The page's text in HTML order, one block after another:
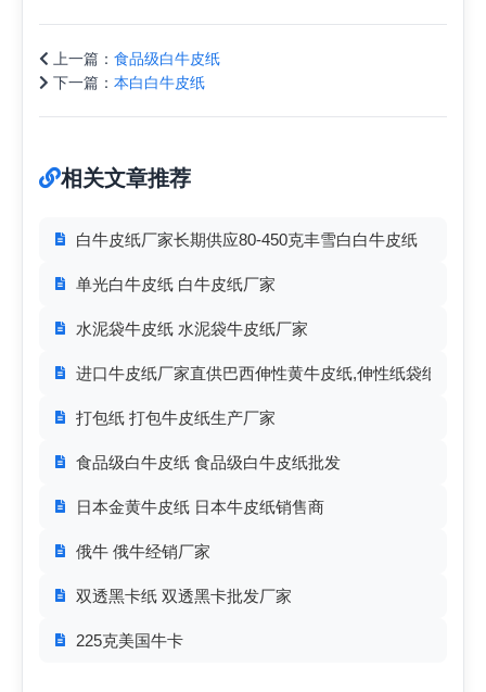
上一篇： 食品级白牛皮纸
下一篇： 本白白牛皮纸
相关文章推荐
白牛皮纸厂家长期供应80-450克丰雪白白牛皮纸
单光白牛皮纸 白牛皮纸厂家
水泥袋牛皮纸 水泥袋牛皮纸厂家
进口牛皮纸厂家直供巴西伸性黄牛皮纸,伸性纸袋纸65-
打包纸 打包牛皮纸生产厂家
食品级白牛皮纸 食品级白牛皮纸批发
日本金黄牛皮纸 日本牛皮纸销售商
俄牛 俄牛经销厂家
双透黑卡纸 双透黑卡批发厂家
225克美国牛卡